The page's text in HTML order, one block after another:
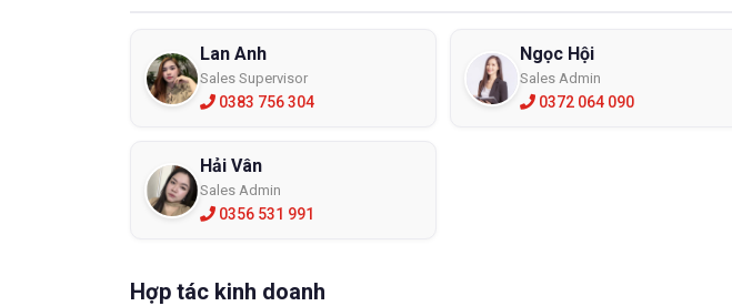
Lan Anh
Sales Supervisor
0383 756 304
Ngọc Hội
Sales Admin
0372 064 090
Hải Vân
Sales Admin
0356 531 991
Hợp tác kinh doanh